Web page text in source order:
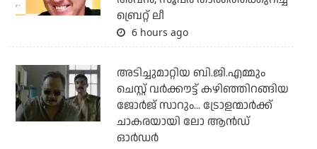
ബ്രെറ്റ് ലീ
6 hours ago
അടിച്ചുമാറ്റിയ ബി.ജി.എമ്മും
ചെസ്റ്റ് വര്‍ക്കൗട്ട് കഴിഞ്ഞിറങ്ങിയ
ജോര്‍ജ് സാറും... ട്രോളന്മാര്‍ക്ക്
ചാകരയായി ലോ ആന്‍ഡ്
ഓര്‍ഡര്‍